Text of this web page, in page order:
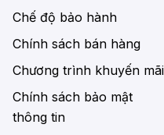
Chế độ bảo hành
Chính sách bán hàng
Chương trình khuyến mãi
Chính sách bảo mật
thông tin